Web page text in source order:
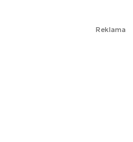
Reklama